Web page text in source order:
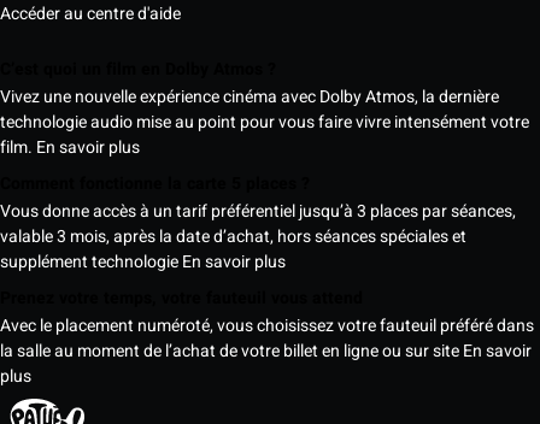
Accéder au centre d'aide
Vivez une nouvelle expérience cinéma avec Dolby Atmos, la dernière
technologie audio mise au point pour vous faire vivre intensément votre
film. En savoir plus
Vous donne accès à un tarif préférentiel jusqu’à 3 places par séances,
valable 3 mois, après la date d’achat, hors séances spéciales et
supplément technologieEn savoir plus
Avec le placement numéroté, vous choisissez votre fauteuil préféré dans
la salle au moment de l’achat de votre billet en ligne ou sur siteEn savoir
plus